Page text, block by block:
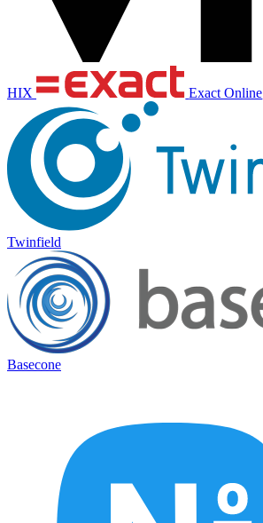
HIX Exact Online
Twinfield
Basecone